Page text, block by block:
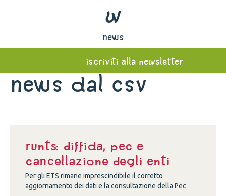
w
news
iscriviti alla newsletter
News dal Csv
Runts: diffida, Pec e
cancellazione degli enti
Per gli ETS rimane imprescindibile il corretto
aggiornamento dei dati e la consultazione della Pec